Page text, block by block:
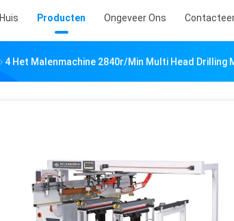
Huis Producten Ongeveer Ons
4 Het Malenmachine 2840r/Min Multi Head Drilling